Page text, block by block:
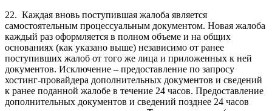
22. Каждая вновь поступившая жалоба является
самостоятельным процессуальным документом. Новая жалоба
каждый раз оформляется в полном объеме и на общих
основаниях (как указано выше) независимо от ранее
поступивших жалоб от того же лица и приложенных к ней
документов. Исключение – предоставление по запросу
хостинг-провайдера дополнительных документов и сведений
к ранее поданной жалобе в течение 24 часов. Предоставление
дополнительных документов и сведений позднее 24 часов